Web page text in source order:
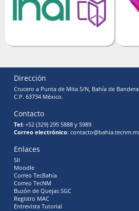
Dirección
Crucero a Punta de Mita S/N, Bahía de
C.P. 63734 México.
Contacto
Tel: +52 (329) 295 5888 y 5989
Correo electrónico:
Enlaces
SII
Moodle
Correo TecBahía
Correo TecNM
Buzón de Quejas SGC
Registro MAC
Entrevista Tutorial